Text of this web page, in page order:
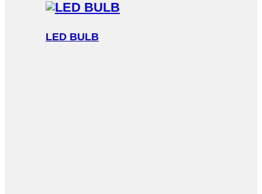
LED BULB